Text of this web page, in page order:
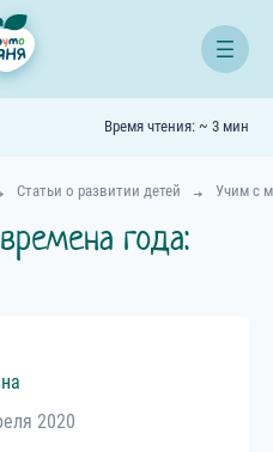
Статьи о развитии детей Учим с
года:
2020
Время чтения: ~ 3 мин